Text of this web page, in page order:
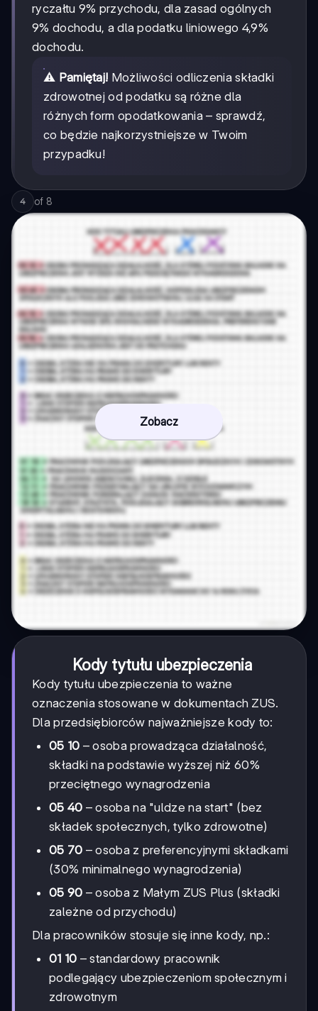
ryczałtu 9% przychodu, dla zasad ogólnych
9% dochodu, a dla podatku liniowego 4,9%
dochodu.
⚠️ Pamiętaj! Możliwości odliczenia składki
zdrowotnej od podatku są różne dla
różnych form opodatkowania – sprawdź,
co będzie najkorzystniejsze w Twoim
przypadku!
4 of 8
Zobacz
Kody tytułu ubezpieczenia
Kody tytułu ubezpieczenia to ważne
oznaczenia stosowane w dokumentach ZUS.
Dla przedsiębiorców najważniejsze kody to:
05 10 – osoba prowadząca działalność,
składki na podstawie wyższej niż 60%
przeciętnego wynagrodzenia
05 40 – osoba na "uldze na start" (bez
składek społecznych, tylko zdrowotne)
05 70 – osoba z preferencyjnymi składkami
(30% minimalnego wynagrodzenia)
05 90 – osoba z Małym ZUS Plus (składki
zależne od przychodu)
Dla pracowników stosuje się inne kody, np.:
01 10 – standardowy pracownik
podlegający ubezpieczeniom społecznym i
zdrowotnym